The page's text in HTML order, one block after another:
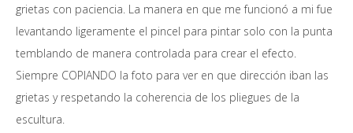
grietas con paciencia. La manera en que me funcionó a mi fue
levantando ligeramente el pincel para pintar solo con la punta
temblando de manera controlada para crear el efecto.
Siempre COPIANDO la foto para ver en que dirección iban las
grietas y respetando la coherencia de los pliegues de la
escultura.